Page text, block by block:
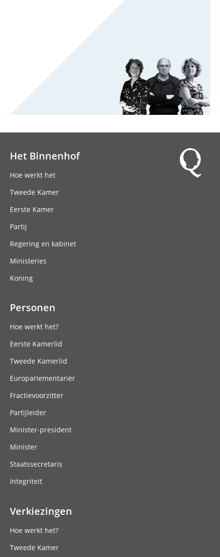
Het Binnenhof
Hoe werkt het
Tweede Kamer
Eerste Kamer
Partij
Regering en kabinet
Ministeries
Koning
Personen
Hoe werkt het?
Eerste Kamerlid
Tweede Kamerlid
Europarlementariër
Fractievoorzitter
Partijleider
Minister-president
Minister
Staatssecretaris
Integriteit
Verkiezingen
Hoe werkt het?
Tweede Kamer